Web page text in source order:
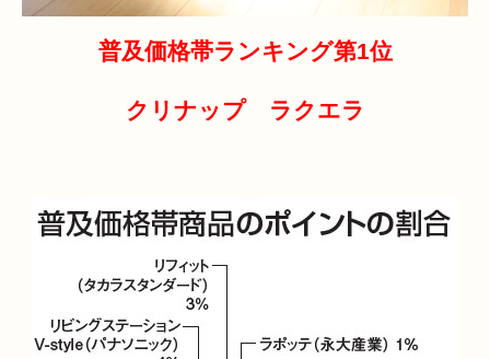
普及価格帯ランキング第1位
クリナップ ラクエラ